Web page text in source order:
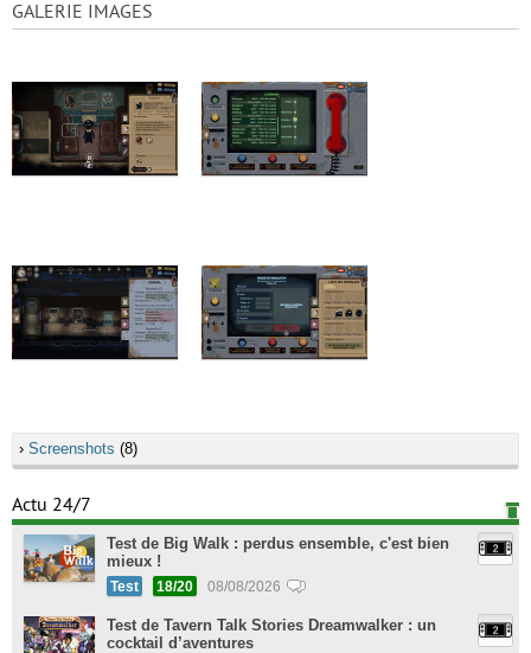
GALERIE IMAGES
› Screenshots (8)
Actu 24/7
Test de Big Walk : perdus ensemble, c'est bien
mieux !
Test 18/20 08/08/2026
Test de Tavern Talk Stories Dreamwalker : un
cocktail d’aventures